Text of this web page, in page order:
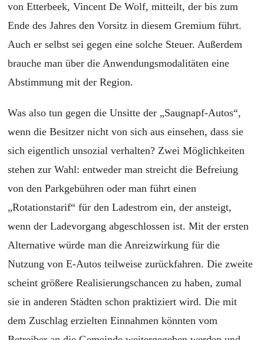
von Etterbeek, Vincent De Wolf, mitteilt, der bis zum
Ende des Jahres den Vorsitz in diesem Gremium führt.
Auch er selbst sei gegen eine solche Steuer. Außerdem
brauche man über die Anwendungsmodalitäten eine
Abstimmung mit der Region.
Was also tun gegen die Unsitte der „Saugnapf-Autos“,
wenn die Besitzer nicht von sich aus einsehen, dass sie
sich eigentlich unsozial verhalten? Zwei Möglichkeiten
stehen zur Wahl: entweder man streicht die Befreiung
von den Parkgebühren oder man führt einen
„Rotationstarif“ für den Ladestrom ein, der ansteigt,
wenn der Ladevorgang abgeschlossen ist. Mit der ersten
Alternative würde man die Anreizwirkung für die
Nutzung von E-Autos teilweise zurückfahren. Die zweite
scheint größere Realisierungschancen zu haben, zumal
sie in anderen Städten schon praktiziert wird. Die mit
dem Zuschlag erzielten Einnahmen könnten vom